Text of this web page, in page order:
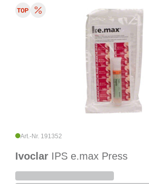
Art.-Nr. 191352
Ivoclar IPS e.max Press